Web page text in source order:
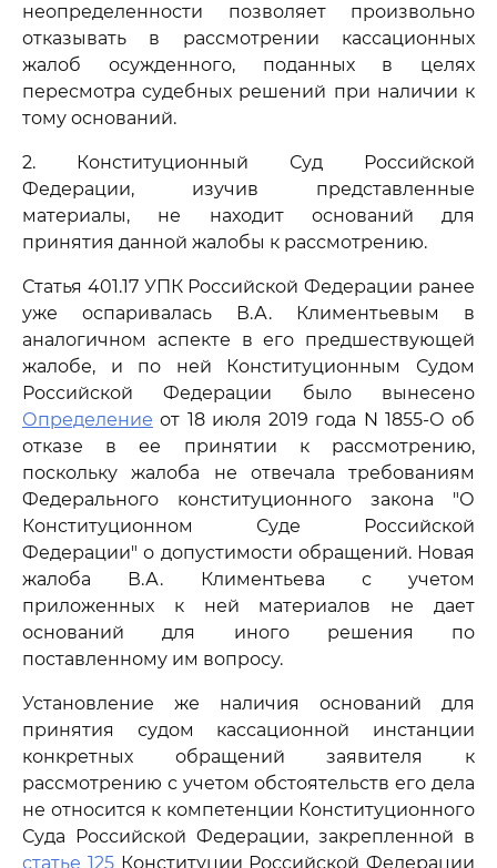
неопределенности позволяет произвольно
отказывать в рассмотрении кассационных
жалоб осужденного, поданных в целях
пересмотра судебных решений при наличии к
тому оснований.
2. Конституционный Суд Российской
Федерации, изучив представленные
материалы, не находит оснований для
принятия данной жалобы к рассмотрению.
Статья 401.17 УПК Российской Федерации ранее
уже оспаривалась В.А. Климентьевым в
аналогичном аспекте в его предшествующей
жалобе, и по ней Конституционным Судом
Российской Федерации было вынесено
Определение от 18 июля 2019 года N 1855-О об
отказе в ее принятии к рассмотрению,
поскольку жалоба не отвечала требованиям
Федерального конституционного закона "О
Конституционном Суде Российской
Федерации" о допустимости обращений. Новая
жалоба В.А. Климентьева с учетом
приложенных к ней материалов не дает
оснований для иного решения по
поставленному им вопросу.
Установление же наличия оснований для
принятия судом кассационной инстанции
конкретных обращений заявителя к
рассмотрению с учетом обстоятельств его дела
не относится к компетенции Конституционного
Суда Российской Федерации, закрепленной в
статье 125Конституции Российской Федерации